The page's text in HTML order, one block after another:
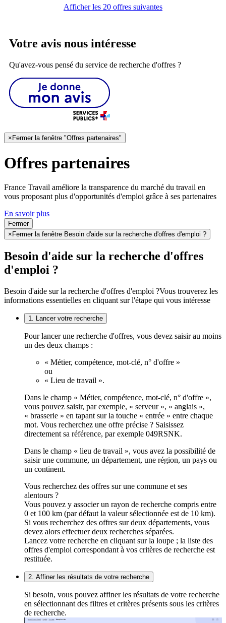
Afficher les 20 offres suivantes
Votre avis nous intéresse
Qu'avez-vous pensé du service de recherche d'offres ?
×Fermer la fenêtre "Offres partenaires"
Offres partenaires
France Travail améliore la transparence du marché du travail en
vous proposant plus d'opportunités d'emploi grâce à ses partenaires
En savoir plus
Fermer
× Fermer la fenêtre Besoin d'aide sur la recherche d'offres d'emploi ?
Besoin d'aide sur la recherche d'offres
d'emploi ?
Besoin d'aide sur la recherche d'offres d'emploi ?Vous trouverez les
informations essentielles en cliquant sur l'étape qui vous intéresse
1. Lancer votre recherche
Pour lancer une recherche d'offres, vous devez saisir au moins
un des deux champs :
« Métier, compétence, mot-clé, n° d'offre »
ou
« Lieu de travail ».
Dans le champ « Métier, compétence, mot-clé, n° d'offre »,
vous pouvez saisir, par exemple, « serveur », « anglais »,
« brasserie » en tapant sur la touche « entrée » entre chaque
mot. Vous recherchez une offre précise ? Saisissez
directement sa référence, par exemple 049RSNK.
Dans le champ « lieu de travail », vous avez la possibilité de
saisir une commune, un département, une région, un pays ou
un continent.
Vous recherchez des offres sur une commune et ses
alentours ?
Vous pouvez y associer un rayon de recherche compris entre
0 et 100 km (par défaut la valeur sélectionnée est de 10 km).
Si vous recherchez des offres sur deux départements, vous
devez alors effectuer deux recherches séparées.
Lancez votre recherche en cliquant sur la loupe ; la liste des
offres d'emploi correspondant à vos critères de recherche est
restituée.
2. Affiner les résultats de votre recherche
Si besoin, vous pouvez affiner les résultats de votre recherche
en sélectionnant des filtres et critères présents sous les critères
de recherche.